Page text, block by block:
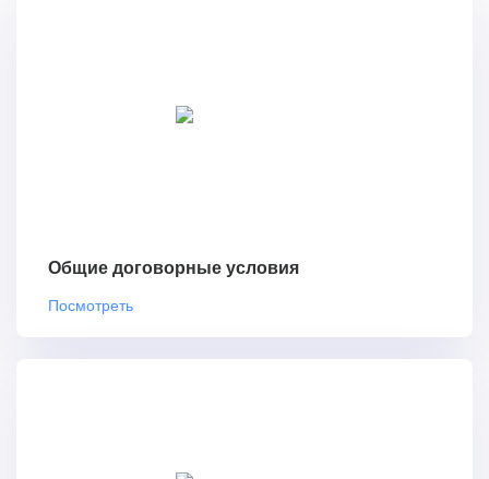
Общие договорные условия
Посмотреть